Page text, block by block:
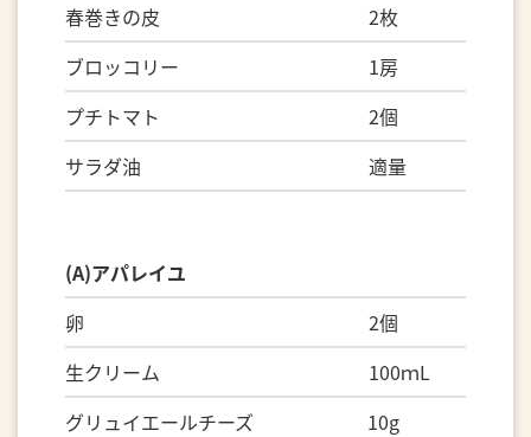
春巻きの皮 2枚
ブロッコリー 1房
プチトマト 2個
サラダ油 適量
(A)アパレイユ
卵 2個
生クリーム 100ｍL
グリュイエールチーズ 10g